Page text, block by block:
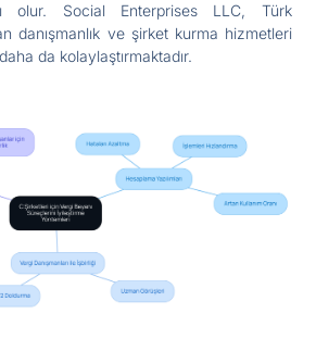
olur. Social Enterprises LLC, Türk
danışmanlık ve şirket kurma hizmetleri
da kolaylaştırmaktadır.